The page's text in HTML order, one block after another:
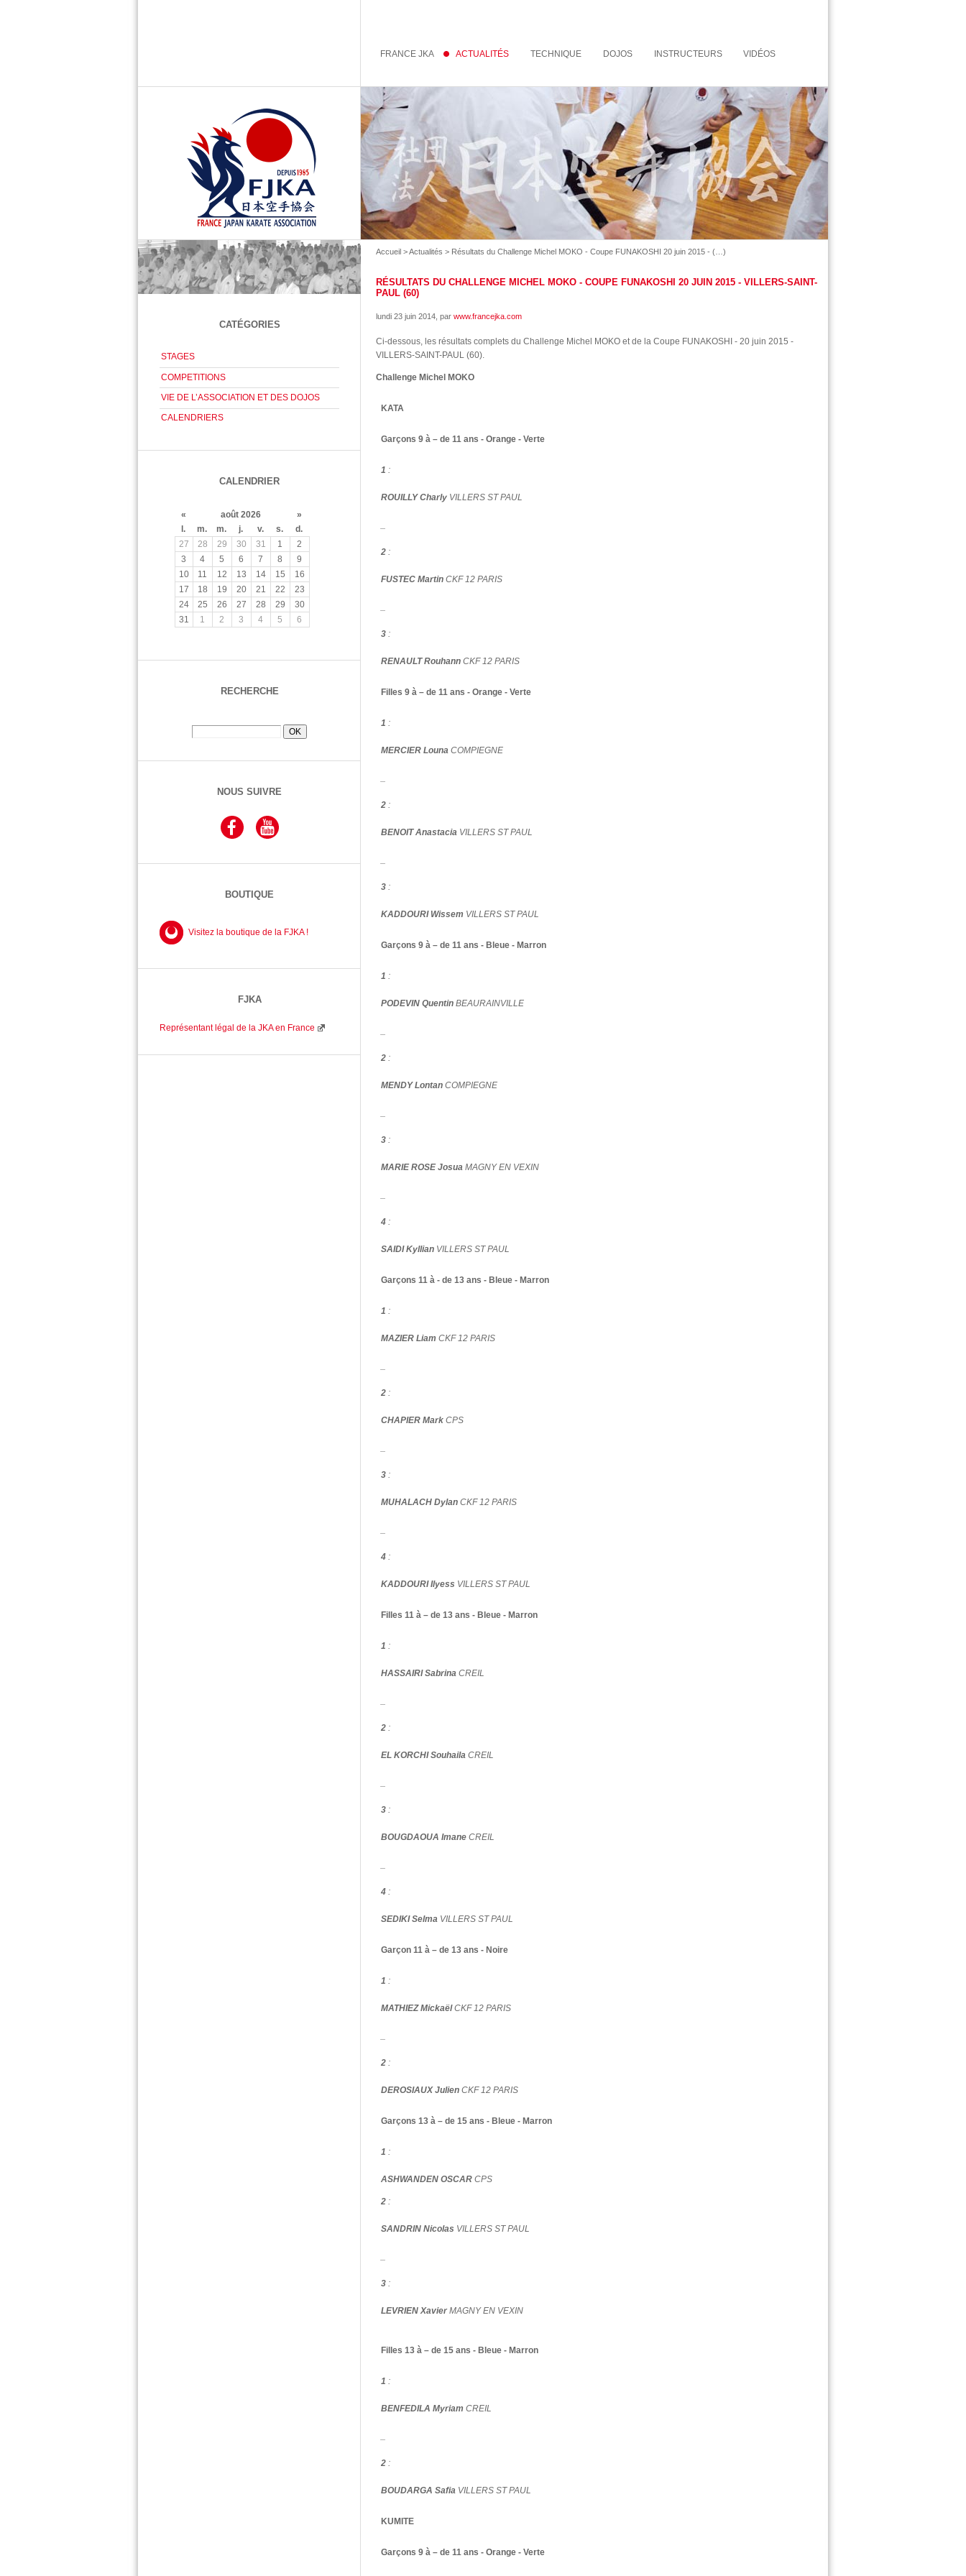
Accueil >Actualités > Résultats du Challenge Michel MOKO - Coupe FUNAKOSHI 20 juin 2015 - (…)
RÉSULTATS DU CHALLENGE MICHEL MOKO - COUPE FUNAKOSHI 20 JUIN 2015 - VILLERS-SAINT-
PAUL (60)
lundi 23 juin 2014 , par www.francejka.com
Ci-dessous, les résultats complets du Challenge Michel MOKO et de la Coupe FUNAKOSHI - 20 juin 2015 -
VILLERS-SAINT-PAUL (60).
Challenge Michel MOKO
KATA
Garçons 9 à – de 11 ans - Orange - Verte
1 :
ROUILLY Charly VILLERS ST PAUL
2 :
FUSTEC Martin CKF 12 PARIS
3 :
RENAULT Rouhann CKF 12 PARIS
Filles 9 à – de 11 ans - Orange - Verte
1 :
MERCIER Louna COMPIEGNE
2 :
BENOIT Anastacia VILLERS ST PAUL
3 :
KADDOURI Wissem VILLERS ST PAUL
Garçons 9 à – de 11 ans - Bleue - Marron
1 :
PODEVIN Quentin BEAURAINVILLE
2 :
MENDY Lontan COMPIEGNE
3 :
MARIE ROSE Josua MAGNY EN VEXIN
4 :
SAIDI Kyllian VILLERS ST PAUL
Garçons 11 à - de 13 ans - Bleue - Marron
1 :
MAZIER Liam CKF 12 PARIS
2 :
CHAPIER Mark CPS
3 :
MUHALACH Dylan CKF 12 PARIS
4 :
KADDOURI Ilyess VILLERS ST PAUL
Filles 11 à – de 13 ans - Bleue - Marron
1 :
HASSAIRI Sabrina CREIL
2 :
EL KORCHI Souhaila CREIL
3 :
BOUGDAOUA Imane CREIL
4 :
SEDIKI Selma VILLERS ST PAUL
Garçon 11 à – de 13 ans - Noire
1 :
MATHIEZ MickaëlCKF 12 PARIS
2 :
DEROSIAUX Julien CKF 12 PARIS
Garçons 13 à – de 15 ans - Bleue - Marron
1 :
ASHWANDEN OSCAR CPS
2 :
SANDRIN Nicolas VILLERS ST PAUL
3 :
LEVRIEN Xavier MAGNY EN VEXIN
Filles 13 à – de 15 ans - Bleue - Marron
1 :
BENFEDILA Myriam CREIL
2 :
BOUDARGA Safia VILLERS ST PAUL
KUMITE
Garçons 9 à – de 11 ans - Orange - Verte
FRANCE JKA ACTUALITÉS TECHNIQUE DOJOS INSTRUCTEURS VIDÉOS
CATÉGORIES
STAGES
COMPETITIONS
VIE DE L’ASSOCIATION ET DES DOJOS
CALENDRIERS
CALENDRIER
« août 2026
»
l.
m. m. j. v. s.
d.
27
28 29 30 31 1
2
3
4 5 6 7 8
9
10
11 12 13 14 15
16
17
18 19 20 21 22
23
24
25 26 27 28 29
30
31
1 2 3 4 5 6
RECHERCHE
NOUS SUIVRE
BOUTIQUE
Visitez la boutique de la FJKA !
FJKA
Représentant légal de la JKA en France